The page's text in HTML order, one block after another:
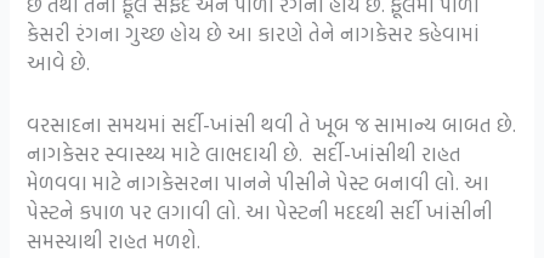
કેસરી રંગના ગુચ્છ હોય છે આ કારણે તેને નાગકેસર કહેવામાં
આવે છે.
વરસાદના સમયમાં સર્દી-ખાંસી થવી તે ખૂબ જ સામાન્ય બાબત છે.
નાગકેસર સ્વાસ્થ્ય માટે લાભદાયી છે. સર્દી-ખાંસીથી રાહત
મેળવવા માટે નાગકેસરના પાનને પીસીને પેસ્ટ બનાવી લો. આ
પેસ્ટને કપાળ પર લગાવી લો. આ પેસ્ટની મદદથી સર્દી ખાંસીની
સમસ્યાથી રાહત મળશે.